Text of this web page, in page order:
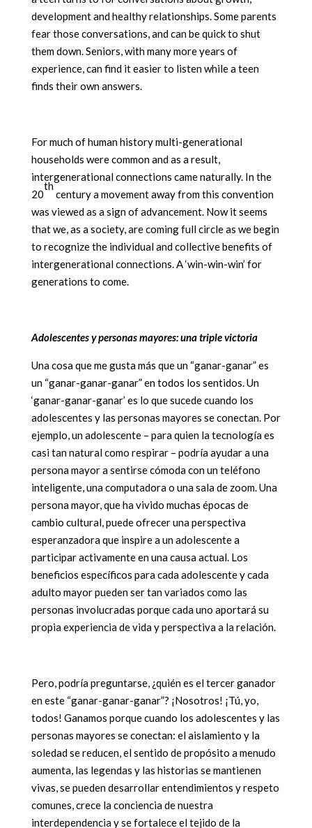
development and healthy relationships. Some parents
fear those conversations, and can be quick to shut
them down. Seniors, with many more years of
experience, can find it easier to listen while a teen
finds their own answers.
For much of human history multi-generational
households were common and as a result,
intergenerational connections came naturally. In the
20
th
century a movement away from this convention
was viewed as a sign of advancement. Now it seems
that we, as a society, are coming full circle as we begin
to recognize the individual and collective benefits of
intergenerational connections. A ‘win-win-win’ for
generations to come.
Adolescentes y personas mayores: una triple victoria
Una cosa que me gusta más que un “ganar-ganar” es
un “ganar-ganar-ganar” en todos los sentidos. Un
‘ganar-ganar-ganar’ es lo que sucede cuando los
adolescentes y las personas mayores se conectan. Por
ejemplo, un adolescente – para quien la tecnología es
casi tan natural como respirar – podría ayudar a una
persona mayor a sentirse cómoda con un teléfono
inteligente, una computadora o una sala de zoom. Una
persona mayor, que ha vivido muchas épocas de
cambio cultural, puede ofrecer una perspectiva
esperanzadora que inspire a un adolescente a
participar activamente en una causa actual. Los
beneficios específicos para cada adolescente y cada
adulto mayor pueden ser tan variados como las
personas involucradas porque cada uno aportará su
propia experiencia de vida y perspectiva a la relación.
Pero, podría preguntarse, ¿quién es el tercer ganador
en este “ganar-ganar-ganar”? ¡Nosotros! ¡Tú, yo,
todos! Ganamos porque cuando los adolescentes y las
personas mayores se conectan: el aislamiento y la
soledad se reducen, el sentido de propósito a menudo
aumenta, las legendas y las historias se mantienen
vivas, se pueden desarrollar entendimientos y respeto
comunes, crece la conciencia de nuestra
interdependencia y se fortalece el tejido de la